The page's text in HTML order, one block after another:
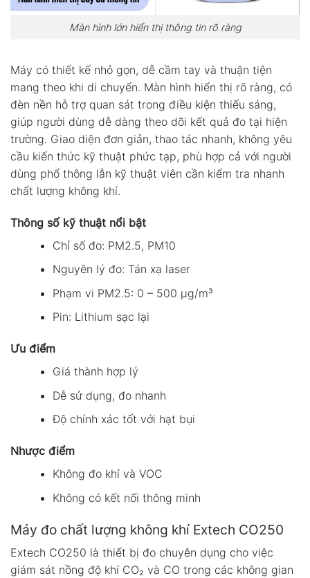
Màn hình lớn hiển thị thông tin rõ ràng
Máy có thiết kế nhỏ gọn, dễ cầm tay và thuận tiện
mang theo khi di chuyển. Màn hình hiển thị rõ ràng, có
đèn nền hỗ trợ quan sát trong điều kiện thiếu sáng,
giúp người dùng dễ dàng theo dõi kết quả đo tại hiện
trường. Giao diện đơn giản, thao tác nhanh, không yêu
cầu kiến thức kỹ thuật phức tạp, phù hợp cả với người
dùng phổ thông lẫn kỹ thuật viên cần kiểm tra nhanh
chất lượng không khí.
Thông số kỹ thuật nổi bật
Chỉ số đo: PM2.5, PM10
Nguyên lý đo: Tán xạ laser
Phạm vi PM2.5: 0 – 500 µg/m³
Pin: Lithium sạc lại
Ưu điểm
Giá thành hợp lý
Dễ sử dụng, đo nhanh
Độ chính xác tốt với hạt bụi
Nhược điểm
Không đo khí và VOC
Không có kết nối thông minh
Máy đo chất lượng không khí Extech CO250
Extech CO250 là thiết bị đo chuyên dụng cho việc
giám sát nồng độ khí CO₂ và CO trong các không gian